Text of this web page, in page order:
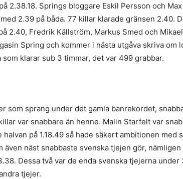
2.38.18. Springs bloggare Eskil Persson och
2.39 på båda. 77 killar klarade gränsen 2.40.
2.40, Fredrik Källström, Markus Smed och
Spring och kommer i nästa utgåva skriva om
klarar sub 3 timmar, det var 499 grabbar.
som sprang under det gamla banrekordet,
var snabbare än henne. Malin Starfelt var
halvan på 1.18.49 så hade säkert ambitionen med
även näst snabbaste svenska tjejen gör, nämligen
Dessa två var de enda svenska tjejerna under
tjejer.